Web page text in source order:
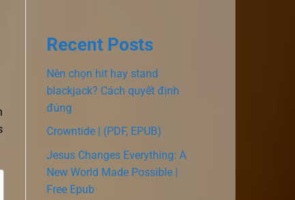
Recent Posts
Nên chọn hit hay stand
blackjack? Cách quyết định
đúng
Crowntide | (PDF, EPUB)
Jesus Changes Everything: A
New World Made Possible |
Free Epub